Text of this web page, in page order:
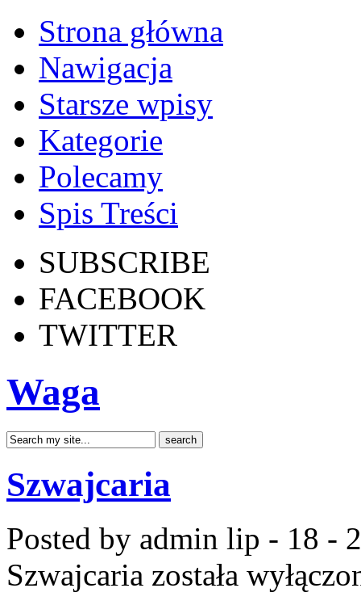
Strona główna
Nawigacja
Starsze wpisy
Kategorie
Polecamy
Spis Treści
SUBSCRIBE
FACEBOOK
TWITTER
Waga
Szwajcaria
Posted by admin lip - 18 -
Szwajcaria została